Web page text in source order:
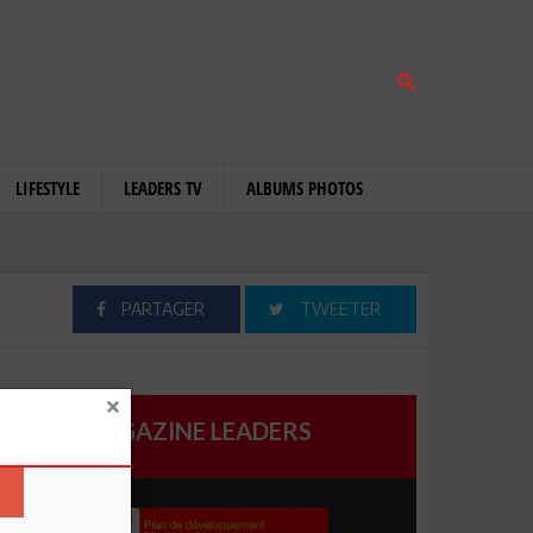
LIFESTYLE LEADERS TV ALBUMS PHOTOS
PARTAGER TWEETER
MAGAZINE LEADERS